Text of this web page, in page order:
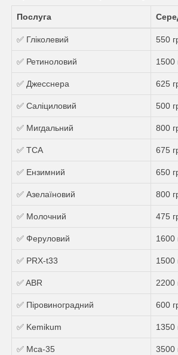
Послуга
✅ Гліколевий 550
✅ Ретиноловий 1500
✅ Джесснера 625
✅ Саліциловий 500
✅ Мигдальний 800
✅ ТСА 675
✅ Ензимний 650
✅ Азелаїновий 800
✅ Молочний 475
✅ Феруловий 1600
✅ PRX-t33 1500
✅ ABR 2200
✅ Піровиноградний 600
✅ Kemikum 1350
✅ Mса-35 3500